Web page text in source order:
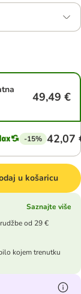
49,49 €
-15% 42,07
u košaricu
Saznajte više
od 29 €
kojem trenutku